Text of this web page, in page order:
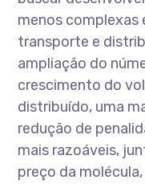
menos
transporte e
ampliação do
crescimento do
distribuído, uma
redução de
mais razoáveis,
preço da